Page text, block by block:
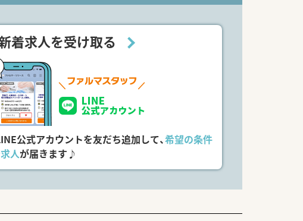
スの成長企業です。
を維持しています。
を導入済みです。
着求人を受け取る
公式アカウントを友だち追加して、希望の条件
人が届きます♪